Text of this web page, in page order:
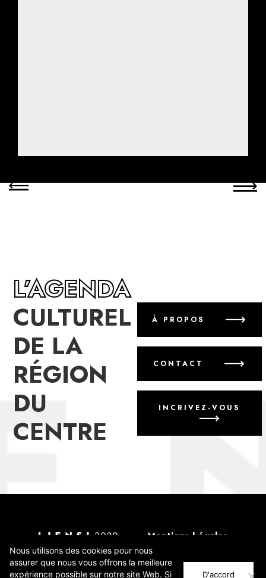
L’AGENDA
CULTUREL
DE LA
RÉGION
DU
CENTRE
À PROPOS
CONTACT
INCRIVEZ-VOUS
2020
Mentions Légales
Annoncer un événement
Nous utilisons des cookies pour nous
assurer que nous vous offrons la meilleure
expérience possible sur notre site Web. Si
D'accord